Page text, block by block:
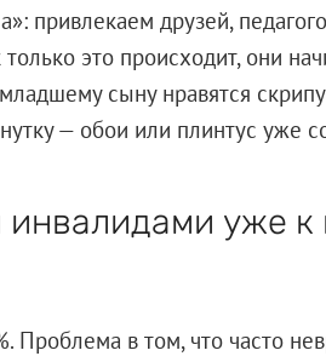
привлекаем друзей,
это происходит, они
сыну нравятся
— обои или плинтус уже
инвалидами уже
Проблема в том, что часто